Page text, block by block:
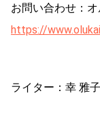
お問い合わせ：
https://
ライター：幸 雅子